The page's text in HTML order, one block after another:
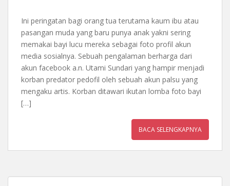
Ini peringatan bagi orang tua terutama kaum ibu atau
pasangan muda yang baru punya anak yakni sering
memakai bayi lucu mereka sebagai foto profil akun
media sosialnya. Sebuah pengalaman berharga dari
akun facebook a.n. Utami Sundari yang hampir menjadi
korban predator pedofil oleh sebuah akun palsu yang
mengaku artis. Korban ditawari ikutan lomba foto bayi
[…]
BACA SELENGKAPNYA